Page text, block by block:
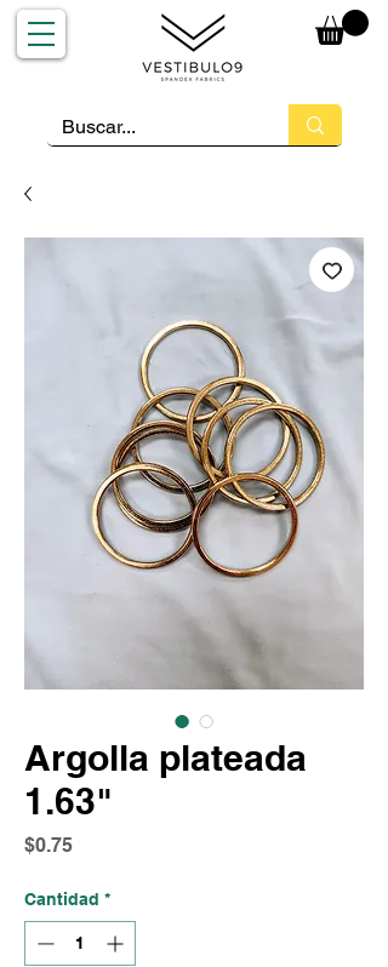
Argolla plateada
1.63"
$0.75Precio
Cantidad *